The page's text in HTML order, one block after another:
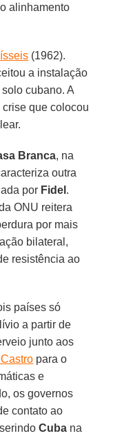
alinhamento
(1962).
a instalação
cubano. A
que colocou
Branca, na
outra
por Fidel .
ONU reitera
por mais
bilateral,
resistência ao
países só
a partir de
junto aos
para o
e
os governos
contato ao
Cuba na